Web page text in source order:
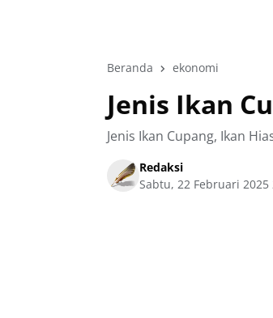
Beranda ekonomi
Jenis Ikan
Jenis Ikan Cupang, Ikan
Redaksi
Sabtu, 22 Februari 2025